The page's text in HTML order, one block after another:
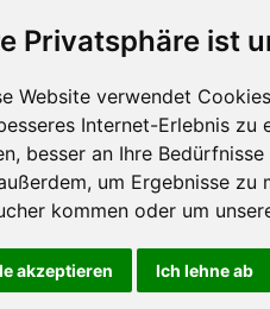
Privatsphäre ist
Website verwendet
Internet-Erlebnis zu
besser an Ihre
um Ergebnisse zu
kommen oder um
akzeptieren Ich lehne ab
mehr ...
in Städten
in Stadtteilen
Hörgeräte